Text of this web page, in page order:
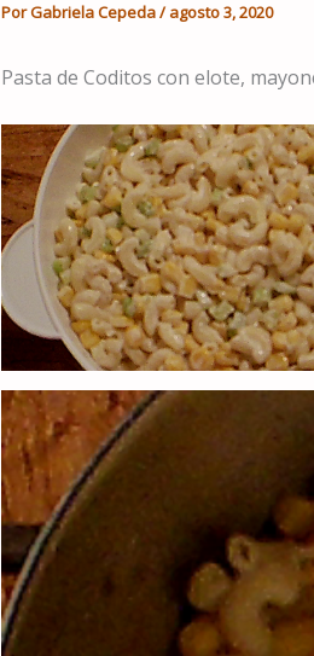
PorGabriela Cepeda/agosto 3, 2020
Pasta de Coditos con elote,